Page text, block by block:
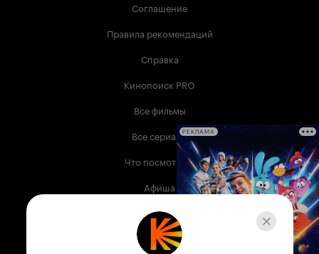
Соглашение
Правила рекомендаций
Справка
Кинопоиск PRO
Все фильмы
Все сериалы
Что посмотреть
Афиша
Музыка
Телепрограмма
РЕКЛАМА